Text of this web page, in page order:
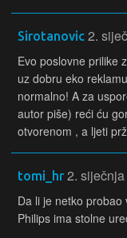
Sirotanovic 2.
Evo poslovne prilike
uz dobru eko
normalno! A za
autor piše) reći ću
otvorenom , a ljeti
tomi_hr 2.
Da li je netko
Philips ima stolne